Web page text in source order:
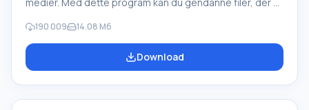
slettet uden om papirkurven, skjult af ondsindet
software, mistet på grund af softwarefejl, fuldstændig
tømning af papirkurven, formatering eller sletning af
190 009 14.08 Мб
Download